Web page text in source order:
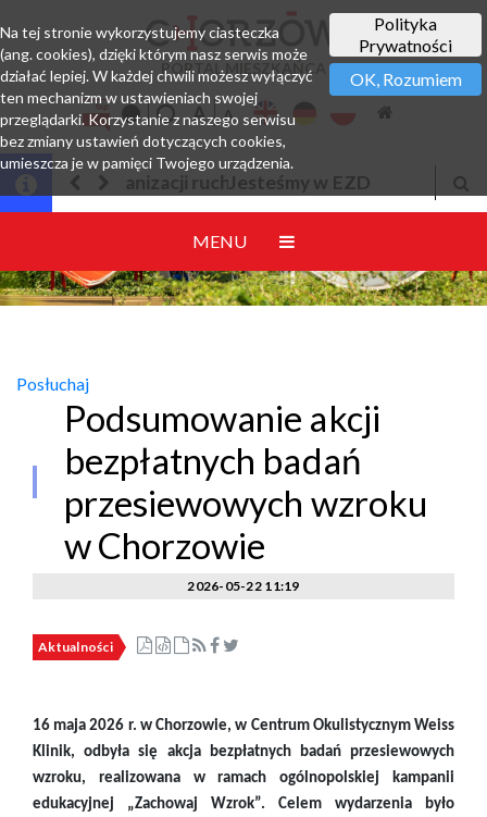
PORTAL MIESZKAŃCA
Jesteśmy w EZD
MENU
Posłuchaj
Podsumowanie akcji
bezpłatnych badań
przesiewowych wzroku
w Chorzowie
2026-05-22 11:19
Aktualności
16 maja 2026 r. w Chorzowie, w Centrum Okulistycznym Weiss
Klinik, odbyła się akcja bezpłatnych badań przesiewowych
wzroku, realizowana w ramach ogólnopolskiej kampanii
edukacyjnej „Zachowaj Wzrok”. Celem wydarzenia było
Polityka
Prywatności
OK, Rozumiem
Na tej stronie wykorzystujemy ciasteczka
(ang. cookies), dzięki którym nasz serwis może
działać lepiej. W każdej chwili możesz wyłączyć
ten mechanizm w ustawieniach swojej
przeglądarki. Korzystanie z naszego serwisu
bez zmiany ustawień dotyczących cookies,
umieszcza je w pamięci Twojego urządzenia.